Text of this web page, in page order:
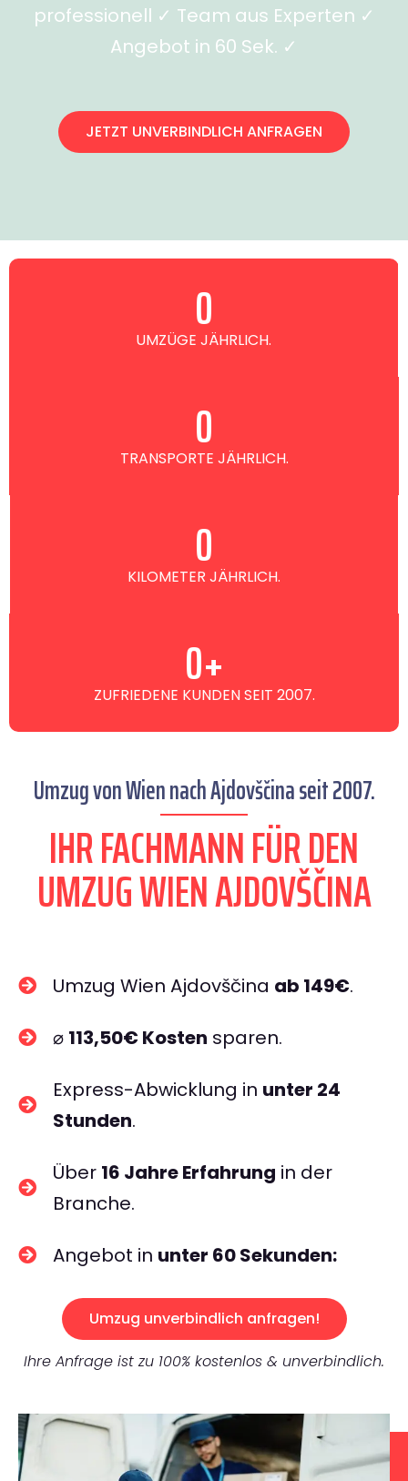
professionell ✓ Team aus Experten ✓
Angebot in 60 Sek. ✓
JETZT UNVERBINDLICH ANFRAGEN
UMZÜGE JÄHRLICH.
0
TRANSPORTE JÄHRLICH.
0
KILOMETER JÄHRLICH.
0
ZUFRIEDENE KUNDEN SEIT 2007.
0+
Umzug von Wien nach Ajdovščina seit 2007.
IHR FACHMANN FÜR DEN
UMZUG WIEN AJDOVŠČINA
Umzug Wien Ajdovščina ab 149€.
⌀ 113,50€ Kosten sparen.
Express-Abwicklung in unter 24
Stunden.
Über 16 Jahre Erfahrung in der
Branche.
Angebot in unter 60 Sekunden:
Umzug unverbindlich anfragen!
Ihre Anfrage ist zu 100% kostenlos & unverbindlich.